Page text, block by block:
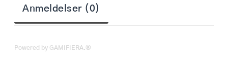
Anmeldelser (0)
Powered by GAMIFIERA.®